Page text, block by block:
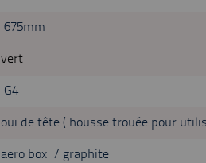
675mm
vert
G4
oui de tête ( housse trouée pour
aero box / graphite